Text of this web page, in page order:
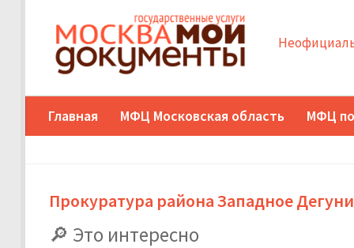
Главная МФЦ Московская область МФЦ
Прокуратура района Западное
Это интересно